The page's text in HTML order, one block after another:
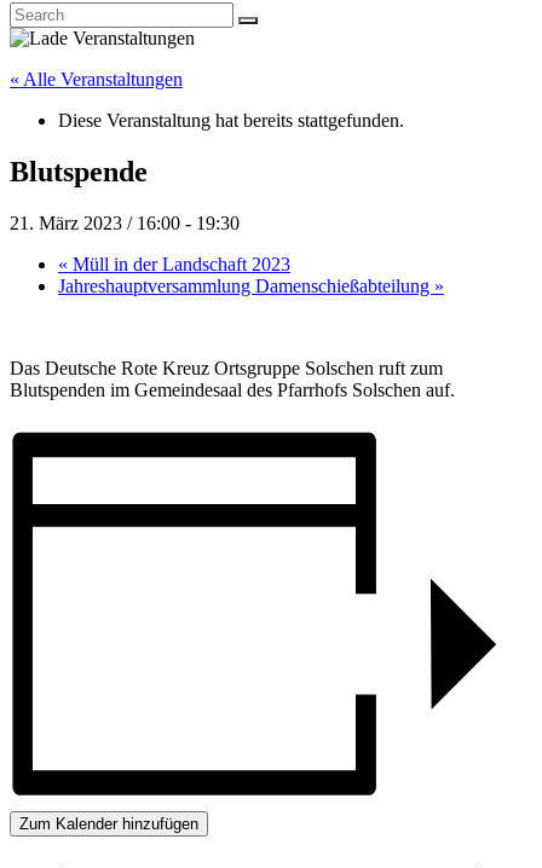
« Alle Veranstaltungen
Diese Veranstaltung hat bereits stattgefunden.
Blutspende
21. März 2023 / 16:00 - 19:30
« Müll in der Landschaft 2023
Jahreshauptversammlung Damenschießabteilung »
Das Deutsche Rote Kreuz Ortsgruppe Solschen ruft zum
Blutspenden im Gemeindesaal des Pfarrhofs Solschen auf.
Zum Kalender hinzufügen